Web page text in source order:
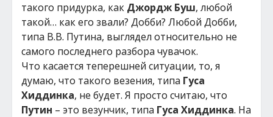
такого придурка, как Джордж Буш, любой
такой… как его звали? Добби? Любой Добби,
типа В.В. Путина, выглядел относительно не
самого последнего разбора чувачок.
Что касается теперешней ситуации, то, я
думаю, что такого везения, типа Гуса
Хиддинка, не будет. Я просто считаю, что
Путин – это везунчик, типа Гуса Хиддинка. На